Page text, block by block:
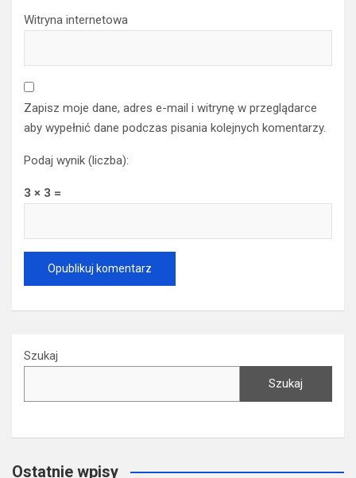
Witryna internetowa
Zapisz moje dane, adres e-mail i witrynę w przeglądarce
aby wypełnić dane podczas pisania kolejnych komentarzy.
Podaj wynik (liczba):
3 × 3 =
Szukaj
Szukaj
Ostatnie wpisy